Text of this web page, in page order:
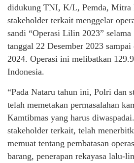
didukung TNI, K/L, Pemda, Mitra
stakeholder terkait menggelar
sandi “Operasi Lilin 2023”
tanggal 22 Desember 2023 sampai
2024. Operasi ini melibatkan
Indonesia.
“Pada Nataru tahun ini, Polri dan
telah memetakan permasalahan
Kamtibmas yang harus
stakeholder terkait, telah
memuat tentang pembatasan
barang, penerapan rekayasa lalu-